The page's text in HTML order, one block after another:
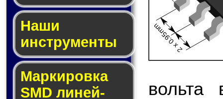
Наши
инструменты
Маркировка
SMD ли­ней­
2 x 0.95mm
вольта